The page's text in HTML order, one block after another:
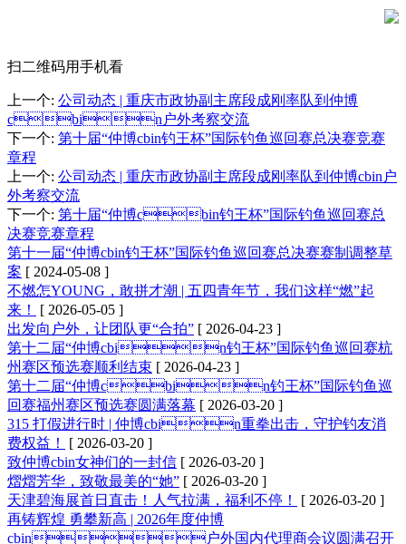
扫二维码用手机看
上一个: 公司动态 | 重庆市政协副主席段成刚率队到仲博
cbin户外考察交流
下一个: 第十届“仲博cbin钓王杯”国际钓鱼巡回赛总决赛竞赛
章程
上一个: 公司动态 | 重庆市政协副主席段成刚率队到仲博cbin户
外考察交流
下一个: 第十届“仲博cbin钓王杯”国际钓鱼巡回赛总
决赛竞赛章程
第十一届“仲博cbin钓王杯”国际钓鱼巡回赛总决赛赛制调整草
案 [ 2024-05-08 ]
不燃怎YOUNG，敢拼才潮 | 五四青年节，我们这样“燃”起
来！
[ 2026-05-05 ]
出发向户外，让团队更“合拍” [ 2026-04-23 ]
第十二届“仲博cbin钓王杯”国际钓鱼巡回赛杭
州赛区预选赛顺利结束 [ 2026-04-23 ]
第十二届“仲博cbin钓王杯”国际钓鱼巡
回赛福州赛区预选赛圆满落幕 [ 2026-03-20 ]
315 打假进行时 | 仲博cbin重拳出击，守护钓友消
费权益！
[ 2026-03-20 ]
致仲博cbin女神们的一封信 [ 2026-03-20 ]
熠熠芳华，致敬最美的“她” [ 2026-03-20 ]
天津碧海展首日直击！人气拉满，福利不停！
[ 2026-03-20 ]
再铸辉煌 勇攀新高 | 2026年度仲博
cbin户外国内代理商会议圆满召开